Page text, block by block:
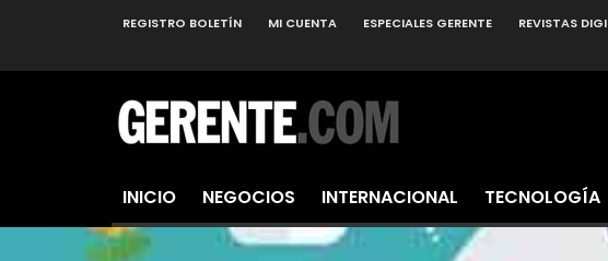
REGISTRO BOLETÍN MI CUENTA ESPECIALES GERENTE REVISTAS
INICIO NEGOCIOS INTERNACIONAL TECNOLOGÍA